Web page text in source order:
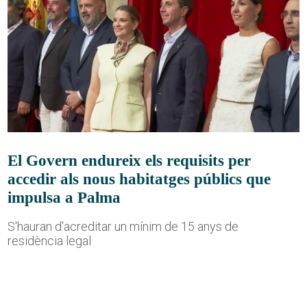
El Govern endureix els requisits per
accedir als nous habitatges públics que
impulsa a Palma
S'hauran d'acreditar un mínim de 15 anys de
residència legal